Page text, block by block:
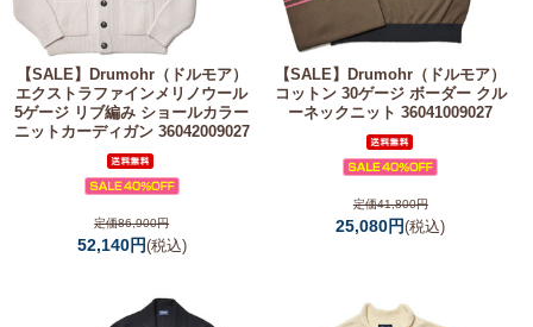
【SALE】
Drumohr（ドルモア）
エクストラファインメリノウール
5ゲージ リブ編み ショールカラー
ニットカーディガン 36042009027
定価86,900円
52,140円(税込)
【SALE】
Drumohr（ドルモア）
コットン 30ゲージ ボーダー クル
ーネックニット 36041009027
定価41,800円
25,080円(税込)